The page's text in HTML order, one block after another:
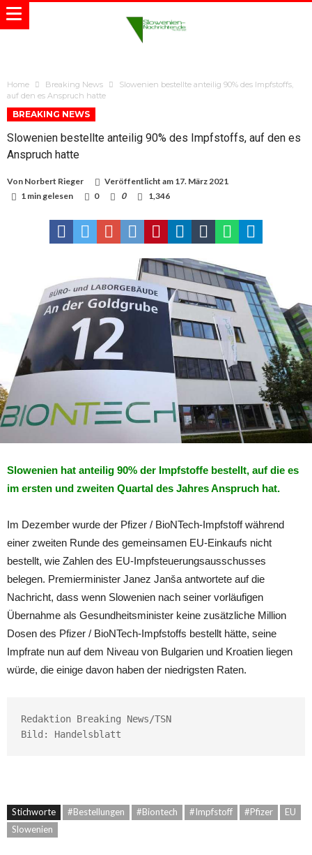
Home Breaking News
Slowenien bestellte anteilig 90% des Impfstoffs,
auf den es Anspruch hatte
BREAKING NEWS
Slowenien bestellte anteilig 90% des Impfstoffs, auf den es
Anspruch hatte
Von Norbert Rieger Veröffentlicht am 17. März 2021
1 min gelesen
0 0 1,346
Slowenien hat anteilig 90% der Impfstoffe bestellt, auf die es
im ersten und zweiten Quartal des Jahres Anspruch hat.
Im Dezember wurde der Pfizer / BioNTech-Impfstoff während
einer zweiten Runde des gemeinsamen EU-Einkaufs nicht
bestellt, wie Zahlen des EU-Impfsteuerungsausschusses
belegen. Premierminister Janez Janša antwortete auf die
Nachricht, dass wenn Slowenien nach seiner vorläufigen
Übernahme als Gesundheitsminister keine zusätzliche Million
Dosen des Pfizer / BioNTech-Impfstoffs bestellt hätte, seine
Impfrate nun auf dem Niveau von Bulgarien und Kroatien liegen
würde, die einige davon haben der niedrigsten Raten.
Redaktion Breaking News/TSN
Bild: Handelsblatt
Stichworte #Bestellungen #Biontech #Impfstoff #Pfizer
EU
Slowenien